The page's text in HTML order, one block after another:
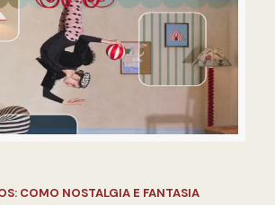
COMO NOSTALGIA E FANTASIA